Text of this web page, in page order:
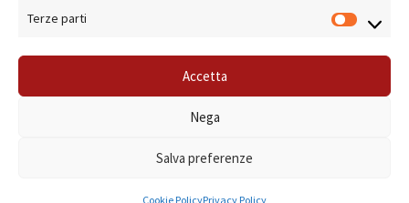
Terze parti
Accetta
Nega
Salva preferenze
Cookie PolicyPrivacy Policy
Commercio di Roma Sistema di Gestione Qualità Certificato ISO 9001:2000